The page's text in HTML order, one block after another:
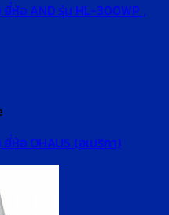
ห้อ AND รุ่น HL-300WP ,
ห้อ OHAUS (อเมริกา)